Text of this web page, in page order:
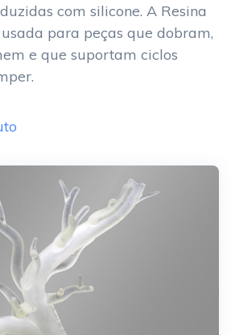
com silicone. A Resina
para peças que dobram,
e que suportam ciclos